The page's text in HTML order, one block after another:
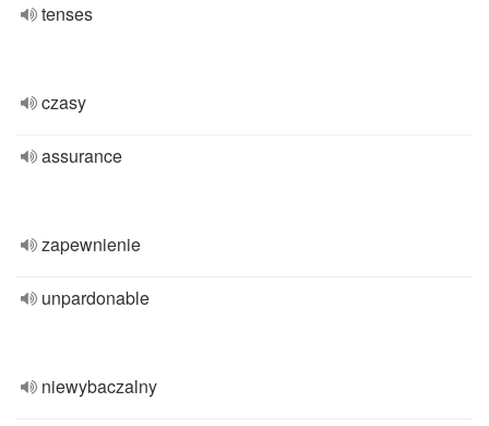
tenses
czasy
assurance
zapewnienie
unpardonable
niewybaczalny